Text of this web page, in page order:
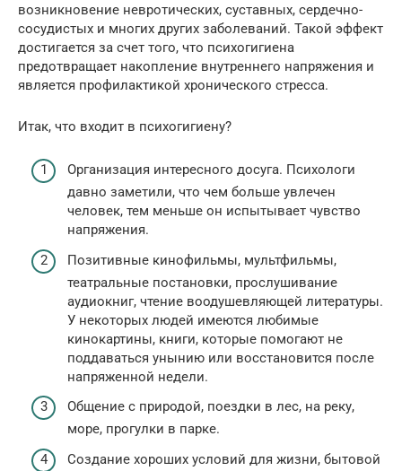
возникновение невротических, суставных, сердечно-
сосудистых и многих других заболеваний. Такой эффект
достигается за счет того, что психогигиена
предотвращает накопление внутреннего напряжения и
является профилактикой хронического стресса.
Итак, что входит в психогигиену?
Организация интересного досуга. Психологи
давно заметили, что чем больше увлечен
человек, тем меньше он испытывает чувство
напряжения.
Позитивные кинофильмы, мультфильмы,
театральные постановки, прослушивание
аудиокниг, чтение воодушевляющей литературы.
У некоторых людей имеются любимые
кинокартины, книги, которые помогают не
поддаваться унынию или восстановится после
напряженной недели.
Общение с природой, поездки в лес, на реку,
море, прогулки в парке.
Создание хороших условий для жизни, бытовой